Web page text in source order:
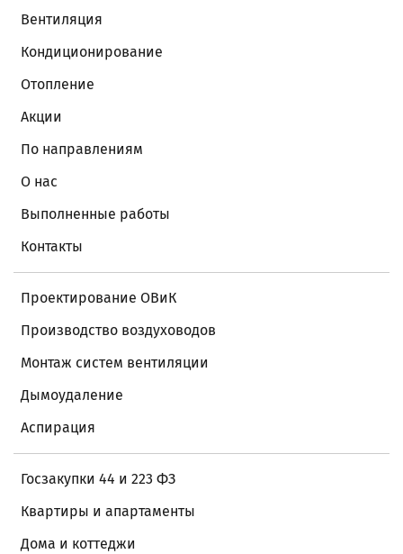
Вентиляция
Кондиционирование
Отопление
Акции
По направлениям
О нас
Выполненные работы
Контакты
Проектирование ОВиК
Производство воздуховодов
Монтаж систем вентиляции
Дымоудаление
Аспирация
Госзакупки 44 и 223 ФЗ
Квартиры и апартаменты
Дома и коттеджи